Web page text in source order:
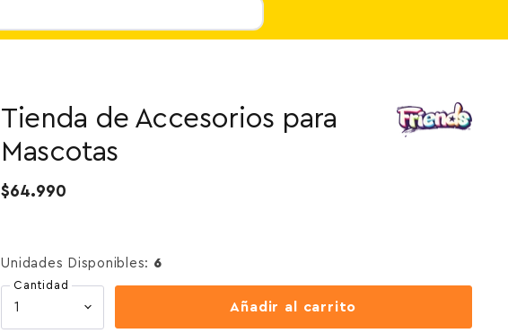
Tienda de Accesorios para
Mascotas
$64.990
Unidades Disponibles: 6
Cantidad
Añadir al carrito